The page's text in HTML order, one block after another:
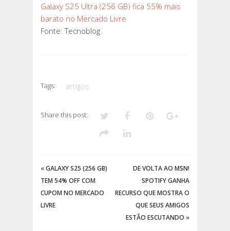
Galaxy S25 Ultra (256 GB) fica 55% mais
barato no Mercado Livre
Fonte: Tecnoblog
Tags: artigos
Share this post:
«GALAXY S25 (256 GB)
TEM 54% OFF COM
CUPOM NO MERCADO
LIVRE
DE VOLTA AO MSN!
SPOTIFY GANHA
RECURSO QUE MOSTRA O
QUE SEUS AMIGOS
ESTÃO ESCUTANDO »